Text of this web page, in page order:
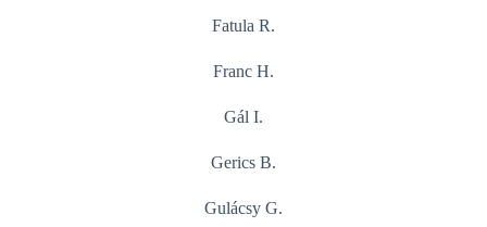
Fatula R.
Franc H.
Gál I.
Gerics B.
Gulácsy G.